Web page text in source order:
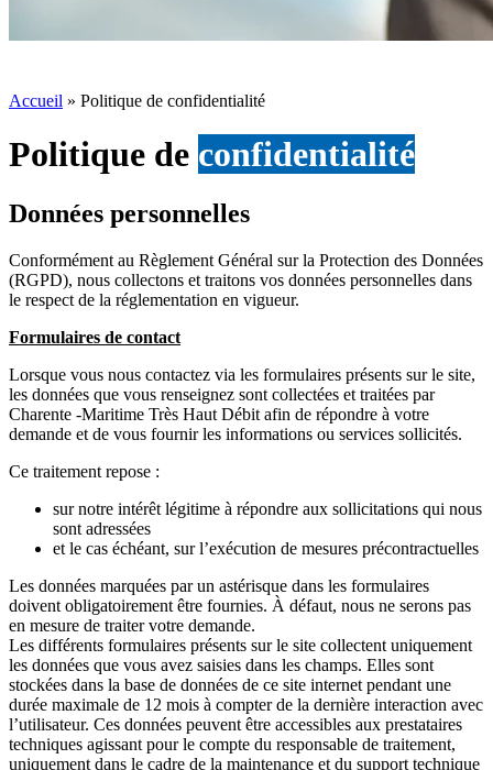
Accueil » Politique de confidentialité
Politique de confidentialité
Données personnelles
Conformément au Règlement Général sur la Protection des Données
(RGPD), nous collectons et traitons vos données personnelles dans
le respect de la réglementation en vigueur.
Formulaires de contact
Lorsque vous nous contactez via les formulaires présents sur le site,
les données que vous renseignez sont collectées et traitées par
Charente -Maritime Très Haut Débit afin de répondre à votre
demande et de vous fournir les informations ou services sollicités.
Ce traitement repose :
sur notre intérêt légitime à répondre aux sollicitations qui nous
sont adressées
et le cas échéant, sur l’exécution de mesures précontractuelles
Les données marquées par un astérisque dans les formulaires
doivent obligatoirement être fournies. À défaut, nous ne serons pas
en mesure de traiter votre demande.
Les différents formulaires présents sur le site collectent uniquement
les données que vous avez saisies dans les champs. Elles sont
stockées dans la base de données de ce site internet pendant une
durée maximale de 12 mois à compter de la dernière interaction avec
l’utilisateur. Ces données peuvent être accessibles aux prestataires
techniques agissant pour le compte du responsable de traitement,
uniquement dans le cadre de la maintenance et du support technique